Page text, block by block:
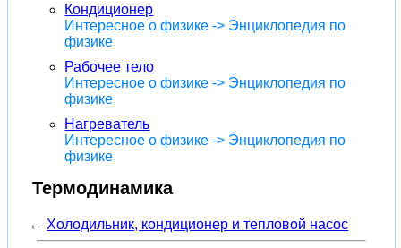
Кондиционер
Интересное о физике -> Энциклопедия по
физике
Рабочее тело
Интересное о физике -> Энциклопедия по
физике
Нагреватель
Интересное о физике -> Энциклопедия по
физике
Термодинамика
← Холодильник, кондиционер и тепловой насос